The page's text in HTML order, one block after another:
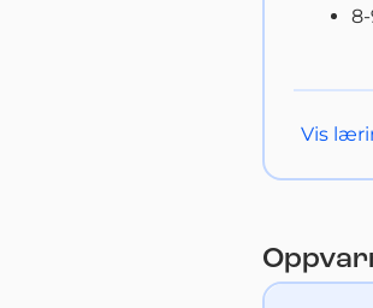
Vis